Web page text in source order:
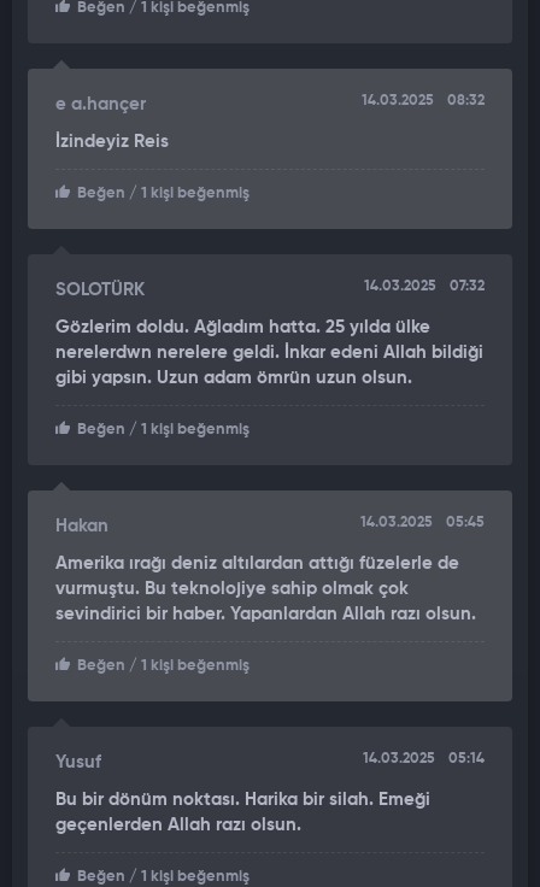
"Denizaltından ateşlenen KAPSÜLLÜ ATMACA seyir füzesi
Mavi Vatanın Çelik Kılıcı ATMACA’nın üstün kabiliyetleri ile
Beğen / 1 kişi beğenmiş
e a.hançer 14.03.2025 08:32
İzindeyiz Reis
Beğen / 1 kişi beğenmiş
SOLOTÜRK 14.03.2025 07:32
Gözlerim doldu. Ağladım hatta. 25 yılda ülke
nerelerdwn nerelere geldi. İnkar edeni Allah bildiği
gibi yapsın. Uzun adam ömrün uzun olsun.
Beğen / 1 kişi beğenmiş
Hakan 14.03.2025 05:45
Amerika ırağı deniz altılardan attığı füzelerle de
vurmuştu. Bu teknolojiye sahip olmak çok
sevindirici bir haber. Yapanlardan Allah razı olsun.
Beğen / 1 kişi beğenmiş
Yusuf 14.03.2025 05:14
Bu bir dönüm noktası. Harika bir silah. Emeği
geçenlerden Allah razı olsun.
Beğen / 1 kişi beğenmiş